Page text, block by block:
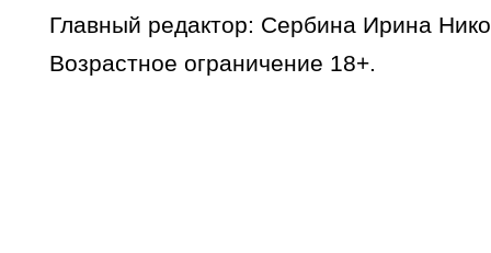
Главный редактор: Сербина Ирина
Возрастное ограничение 18+.